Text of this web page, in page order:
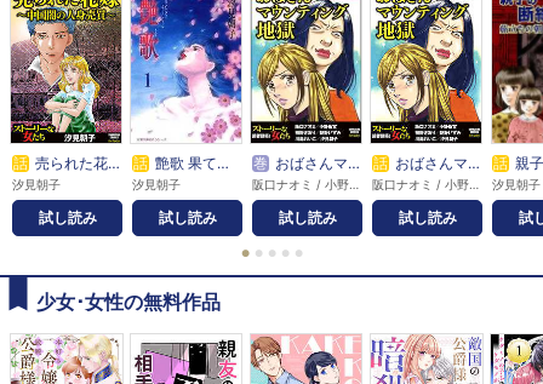
話 売られた花嫁 ～中国闇の人身売買～
汐見朝子
試し読み
話 艶歌 果てしなきカーテンコール
汐見朝子
試し読み
巻 おばさんマウンティング地獄
試し読み
話 おばさんマウンティング地獄
試し読み
話 親子の断
汐見朝子
試
● ● ● ● ●
少女･女性の無料作品